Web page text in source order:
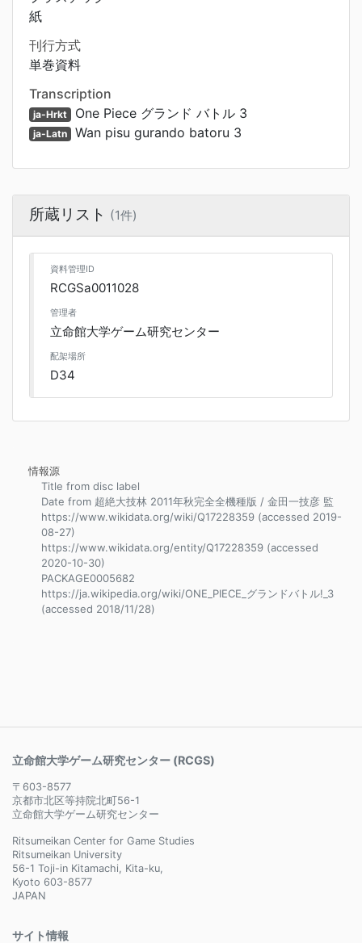
紙
刊行方式
単巻資料
Transcription
ja-Hrkt One Piece グランド バトル 3
ja-Latn Wan pisu gurando batoru 3
所蔵リスト (1件)
資料管理ID
RCGSa0011028
管理者
立命館大学ゲーム研究センター
配架場所
D34
情報源
Title from disc label
Date from 超絶大技林 2011年秋完全全機種版 / 金田一技彦 監
https://www.wikidata.org/wiki/Q17228359 (accessed 2019-
08-27)
https://www.wikidata.org/entity/Q17228359 (accessed
2020-10-30)
PACKAGE0005682
https://ja.wikipedia.org/wiki/ONE_PIECE_グランドバトル!_3
(accessed 2018/11/28)
立命館大学ゲーム研究センター (RCGS)
〒603-8577
京都市北区等持院北町56-1
立命館大学ゲーム研究センター
Ritsumeikan Center for Game Studies
Ritsumeikan University
56-1 Toji-in Kitamachi, Kita-ku,
Kyoto 603-8577
JAPAN
サイト情報